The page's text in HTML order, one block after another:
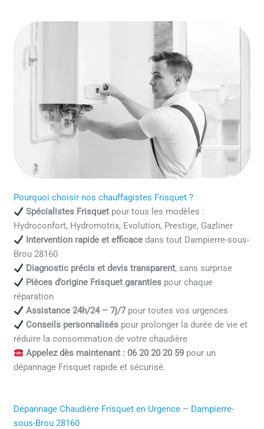
Pourquoi choisir nos chauffagistes Frisquet ?
Spécialistes Frisquetpour tous les modèles :
Hydroconfort, Hydromotrix, Evolution, Prestige, Gazliner
Intervention rapide et efficacedans tout Dampierre-sous-
Brou 28160
Diagnostic précis et devis transparent, sans surprise
Pièces d’origine Frisquet garantiespour chaque
réparation
Assistance 24h/24 – 7j/7pour toutes vos urgences
Conseils personnaliséspour prolonger la durée de vie et
réduire la consommation de votre chaudière
Appelez dès maintenant : 06 20 20 20 59pour un
dépannage Frisquet rapide et sécurisé.
Dépannage Chaudière Frisquet en Urgence – Dampierre-
sous-Brou 28160